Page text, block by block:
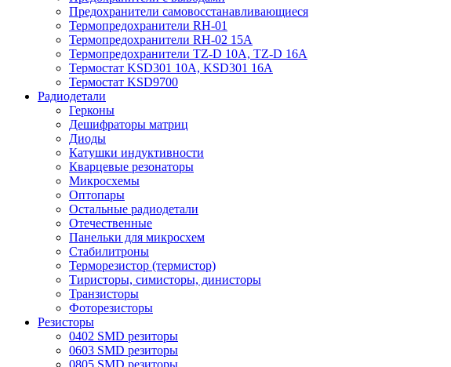
Предохранители самовосстанавливающиеся
Термопредохранители RH-01
Термопредохранители RH-02 15A
Термопредохранители TZ-D 10A, TZ-D 16A
Термостат KSD301 10A, KSD301 16A
Термостат KSD9700
Радиодетали
Герконы
Дешифраторы матриц
Диоды
Катушки индуктивности
Кварцевые резонаторы
Микросхемы
Оптопары
Остальные радиодетали
Отечественные
Панельки для микросхем
Стабилитроны
Терморезистор (термистор)
Тиристоры, симисторы, динисторы
Транзисторы
Фоторезисторы
Резисторы
0402 SMD резиторы
0603 SMD резиторы
0805 SMD резиторы